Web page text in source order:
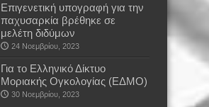
Επιγενετική υπογραφή για την
παχυσαρκία βρέθηκε σε
μελέτη διδύμων
24 Νοεμβρίου, 2023
Για το Ελληνικό Δίκτυο
Μοριακής Ογκολογίας (ΕΔΜΟ)
30 Νοεμβρίου, 2023